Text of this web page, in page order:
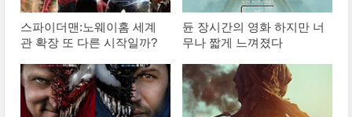
스파이더맨:노웨이홈 세계
관 확장 또 다른 시작일까?
듄 장시간의 영화 하지만 너
무나 짧게 느껴졌다